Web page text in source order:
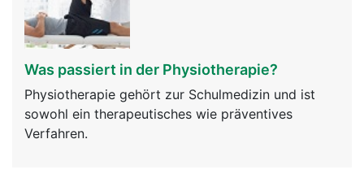
Was passiert in der Physiotherapie?
Physiotherapie gehört zur Schulmedizin und ist
sowohl ein therapeutisches wie präventives
Verfahren.